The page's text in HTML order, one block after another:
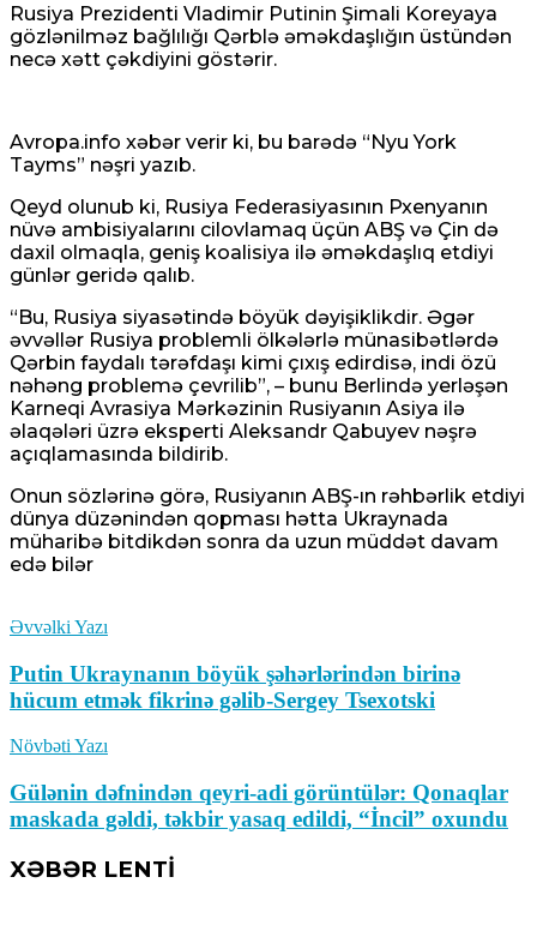
Rusiya Prezidenti Vladimir Putinin Şimali Koreyaya
gözlənilməz bağlılığı Qərblə əməkdaşlığın üstündən
necə xətt çəkdiyini göstərir.
Avropa.info xəbər verir ki, bu barədə “Nyu York
Tayms” nəşri yazıb.
Qeyd olunub ki, Rusiya Federasiyasının Pxenyanın
nüvə ambisiyalarını cilovlamaq üçün ABŞ və Çin də
daxil olmaqla, geniş koalisiya ilə əməkdaşlıq etdiyi
günlər geridə qalıb.
“Bu, Rusiya siyasətində böyük dəyişiklikdir. Əgər
əvvəllər Rusiya problemli ölkələrlə münasibətlərdə
Qərbin faydalı tərəfdaşı kimi çıxış edirdisə, indi özü
nəhəng problemə çevrilib”, – bunu Berlində yerləşən
Karneqi Avrasiya Mərkəzinin Rusiyanın Asiya ilə
əlaqələri üzrə eksperti Aleksandr Qabuyev nəşrə
açıqlamasında bildirib.
Onun sözlərinə görə, Rusiyanın ABŞ-ın rəhbərlik etdiyi
dünya düzənindən qopması hətta Ukraynada
müharibə bitdikdən sonra da uzun müddət davam
edə bilər
Əvvəlki Yazı
Putin Ukraynanın böyük şəhərlərindən birinə
hücum etmək fikrinə gəlib-Sergey Tsexotski
Növbəti Yazı
Gülənin dəfnindən qeyri-adi görüntülər: Qonaqlar
maskada gəldi, təkbir yasaq edildi, “İncil” oxundu
XƏBƏR LENTİ